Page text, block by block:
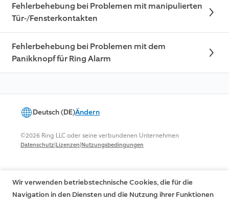
Fehlerbehebung bei Problemen mit manipulierten
Tür-/Fensterkontakten
Fehlerbehebung bei Problemen mit dem
Panikknopf für Ring Alarm
Deutsch (DE)Ändern
©2026 Ring LLC oder seine verbundenen Unternehmen
Datenschutz|Lizenzen|Nutzungsbedingungen
Wir verwenden betriebstechnische Cookies, die für die
Navigation in den Diensten und die Nutzung ihrer Funktionen